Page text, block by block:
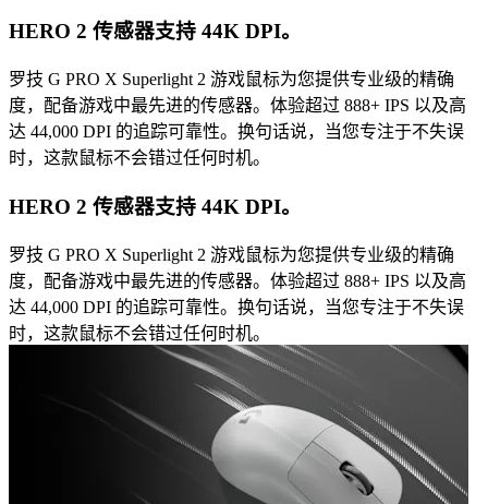
HERO 2 传感器支持 44K DPI。
罗技 G PRO X Superlight 2 游戏鼠标为您提供专业级的精确
度，配备游戏中最先进的传感器。体验超过 888+ IPS 以及高
达 44,000 DPI 的追踪可靠性。换句话说，当您专注于不失误
时，这款鼠标不会错过任何时机。
HERO 2 传感器支持 44K DPI。
罗技 G PRO X Superlight 2 游戏鼠标为您提供专业级的精确
度，配备游戏中最先进的传感器。体验超过 888+ IPS 以及高
达 44,000 DPI 的追踪可靠性。换句话说，当您专注于不失误
时，这款鼠标不会错过任何时机。